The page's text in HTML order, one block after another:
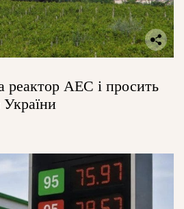
реактор АЕС і просить
України